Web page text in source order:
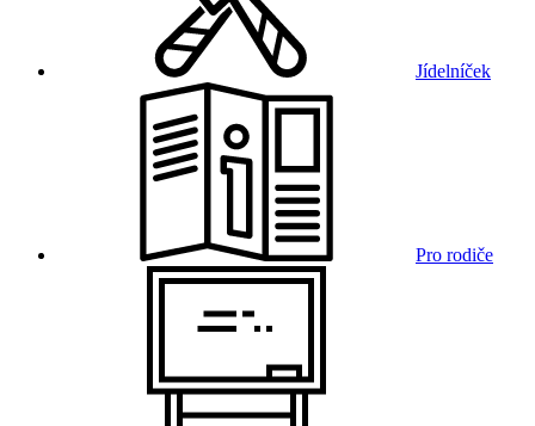
Jídelníček
Pro rodiče